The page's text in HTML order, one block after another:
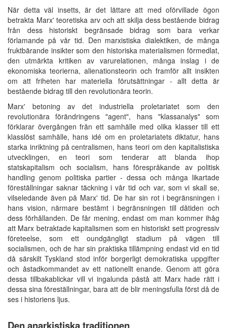
När detta väl insetts, är det lättare att med oförvillade ögon
betrakta Marx' teoretiska arv och att skilja dess bestående bidrag
från dess historiskt begränsade bidrag som bara verkar
förlamande på vår tid. Den marxistiska dialektiken, de många
fruktbärande insikter som den historiska materialismen förmedlat,
den utmärkta kritiken av varurelationen, många inslag i de
ekonomiska teorierna, alienationsteorin och framför allt insikten
om att friheten har materiella förutsättningar - allt detta är
bestående bidrag till den revolutionära teorin.
Marx' betoning av det industriella proletariatet som den
revolutionära förändringens "agent", hans "klassanalys" som
förklarar övergången från ett samhälle med olika klasser till ett
klasslöst samhälle, hans idé om en proletariatets diktatur, hans
starka inriktning på centralismen, hans teori om den kapitalistiska
utvecklingen, en teori som tenderar att blanda ihop
statskapitalism och socialism, hans förespråkande av politisk
handling genom politiska partier - dessa och många likartade
föreställningar saknar täckning i vår tid och var, som vi skall se,
vilseledande även på Marx' tid. De har sin rot i begränsningen i
hans vision, närmare bestämt i begränsningen till dåtiden och
dess förhållanden. De får mening, endast om man kommer ihåg
att Marx betraktade kapitalismen som en historiskt sett progressiv
företeelse, som ett oundgängligt stadium på vägen till
socialismen, och de har sin praktiska tillämpning endast vid en tid
då särskilt Tyskland stod inför borgerligt demokratiska uppgifter
och åstadkommandet av ett nationellt enande. Genom att göra
dessa tillbakablickar vill vi ingalunda påstå att Marx hade rätt i
dessa sina föreställningar, bara att de blir meningsfulla först då de
ses i historiens ljus.
Den anarkistiska traditionen